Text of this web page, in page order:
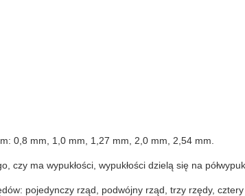
0,8 mm, 1,0 mm, 1,27 mm, 2,0 mm, 2,54 mm.
czy ma wypukłości, wypukłości dzielą się na
pojedynczy rząd, podwójny rząd, trzy rzędy,